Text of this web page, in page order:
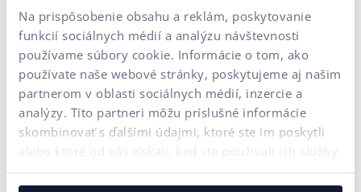
Na prispôsobenie obsahu a reklám, poskytovanie
funkcií sociálnych médií a analýzu návštevnosti
používame súbory cookie. Informácie o tom, ako
používate naše webové stránky, poskytujeme aj našim
partnerom v oblasti sociálnych médií, inzercie a
analýzy. Títo partneri môžu príslušné informácie
skombinovať s ďalšími údajmi, ktoré ste im poskytli
alebo ktoré od vás získali, keď ste používali ich služby.
7 otázok, ktoré by sa mal
každý e-shop pýtať
poskytovateľov služieb
Zvýšenie DPH prináša nové výzvy pre všetkých majiteľov
e-shopov. Nejde len o samotné nastavenie cien, ale aj o
úpravu procesov v ERP systémoch, CMS platformách či o
vyhli komplikáciám a minimalizovali riziko chýb,